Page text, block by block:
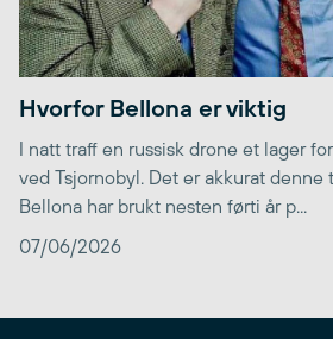
Hvorfor Bellona er viktig
I natt traff en russisk drone et lager
ved Tsjornobyl. Det er akkurat denne
Bellona har brukt nesten førti år p...
07/06/2026